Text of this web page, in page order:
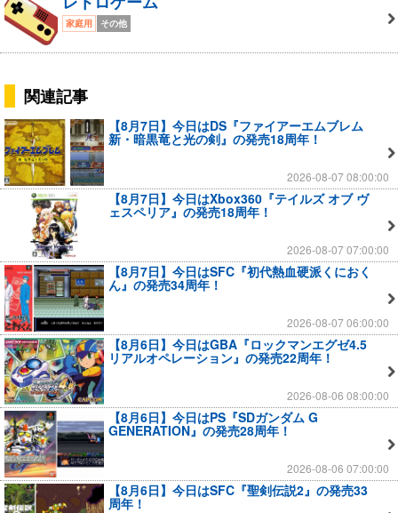
家庭用 その他
関連記事
【8月7日】今日はDS『ファイアーエムブレム
新・暗黒竜と光の剣』の発売18周年！
2026-08-07 08:00:00
【8月7日】今日はXbox360『テイルズ オブ ヴ
ェスペリア』の発売18周年！
2026-08-07 07:00:00
【8月7日】今日はSFC『初代熱血硬派くにおく
ん』の発売34周年！
2026-08-07 06:00:00
【8月6日】今日はGBA『ロックマンエグゼ4.5
リアルオペレーション』の発売22周年！
2026-08-06 08:00:00
【8月6日】今日はPS『SDガンダム G
GENERATION』の発売28周年！
2026-08-06 07:00:00
【8月6日】今日はSFC『聖剣伝説2』の発売33
周年！